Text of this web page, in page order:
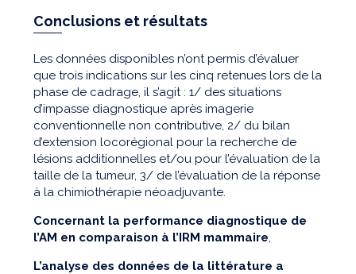
Conclusions et résultats
Les données disponibles n’ont permis d’évaluer
que trois indications sur les cinq retenues lors de la
phase de cadrage, il s’agit : 1/ des situations
d’impasse diagnostique après imagerie
conventionnelle non contributive, 2/ du bilan
d’extension locorégional pour la recherche de
lésions additionnelles et/ou pour l’évaluation de la
taille de la tumeur, 3/ de l’évaluation de la réponse
à la chimiothérapie néoadjuvante.
Concernant la performance diagnostique de
l’AM en comparaison à l’IRM mammaire,
L’analyse des données de la littérature a